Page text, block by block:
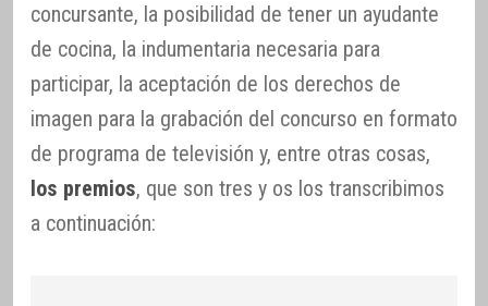
concursante, la posibilidad de tener un ayudante
de cocina, la indumentaria necesaria para
participar, la aceptación de los derechos de
imagen para la grabación del concurso en formato
de programa de televisión y, entre otras cosas,
los premios, que son tres y os los transcribimos
a continuación: